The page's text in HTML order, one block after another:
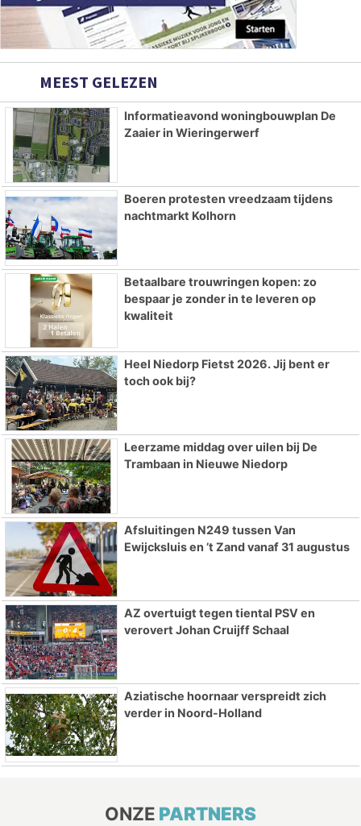
MEEST GELEZEN
Informatieavond woningbouwplan De
Zaaier in Wieringerwerf
Boeren protesten vreedzaam tijdens
nachtmarkt Kolhorn
Betaalbare trouwringen kopen: zo
bespaar je zonder in te leveren op
kwaliteit
Heel Niedorp Fietst 2026. Jij bent er
toch ook bij?
Leerzame middag over uilen bij De
Trambaan in Nieuwe Niedorp
Afsluitingen N249 tussen Van
Ewijcksluis en ’t Zand vanaf 31 augustus
AZ overtuigt tegen tiental PSV en
verovert Johan Cruijff Schaal
Aziatische hoornaar verspreidt zich
verder in Noord-Holland
ONZE PARTNERS